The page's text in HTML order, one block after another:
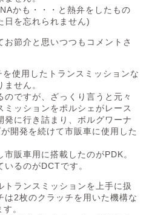
かも・・・と熱弁をしたもの
日を忘れられません)
節介と思いつつもコメントさ
使用したトランスミッションな
せん。
ですが、ざっくり言うと元々
ミッションをポルシェがレース
発に行き詰まり、ボルグワーナ
開発を続けて市販車に使用した
販車用に搭載したのがPDK。
るのがDCTです。
トランスミッションを上手に扱
は2枚のクラッチを用いた機構な
。